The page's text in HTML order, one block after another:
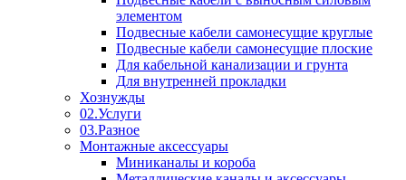
элементом
Подвесные кабели самонесущие круглые
Подвесные кабели самонесущие плоские
Для кабельной канализации и грунта
Для внутренней прокладки
Хознужды
02.Услуги
03.Разное
Монтажные аксессуары
Миниканалы и короба